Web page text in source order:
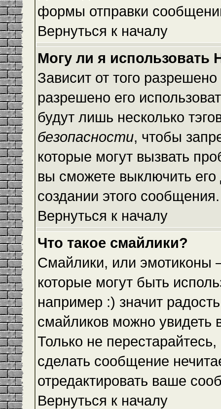
формы отправки
Вернуться к началу
Могу ли я использовать
Зависит от того
разрешено его
будут лишь несколько
безопасности, чтобы
которые могут вызвать
вы сможете выключить
создании этого сообщения.
Вернуться к началу
Что такое смайлики?
Смайлики, или эмотиконы
которые могут быть
например :) значит
смайликов можно
Только не
сделать сообщение
отредактировать ваше
Вернуться к началу